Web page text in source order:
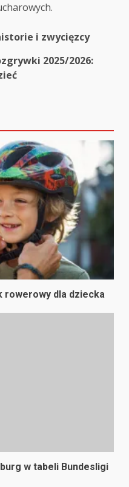
i zwycięzcy
2025/2026:
rowerowy dla dziecka
w tabeli Bundesligi